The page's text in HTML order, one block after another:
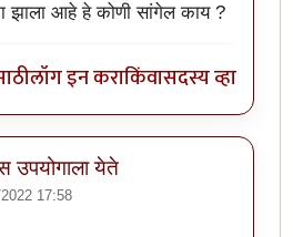
झाला आहे हे कोणी सांगेल काय ?
लॉग इन कराकिंवासदस्य व्हा
उपयोगाला येते
2022 17:58